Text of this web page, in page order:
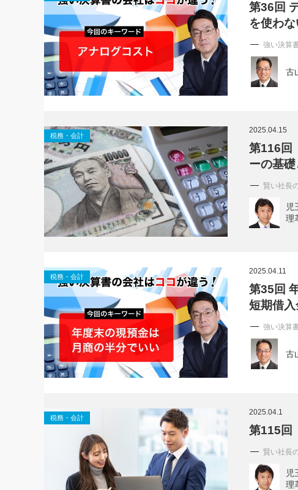
第36回
を使わ
強い決算
古
税務・会計
2025.04.15
第116回
ーの基
賢い社長
児
理
税務・会計
2025.04.11
第35回
短期借
強い決算
古
税務・会計
2025.04.1
第115回
賢い社長
児
理